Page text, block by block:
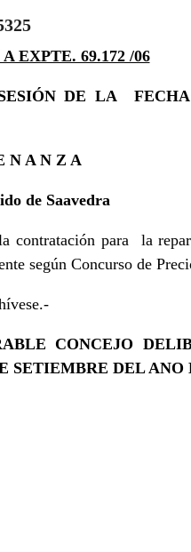
EXPTE. 69.172 /06
DE LA
N A N Z A
de Saavedra
contratación para la
según Concurso de
CONCEJO
SETIEMBRE DEL ANO